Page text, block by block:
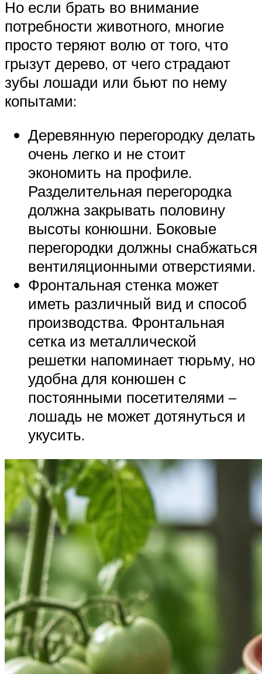
Но если брать во внимание
потребности животного, многие
просто теряют волю от того, что
грызут дерево, от чего страдают
зубы лошади или бьют по нему
копытами:
Деревянную перегородку делать
очень легко и не стоит
экономить на профиле.
Разделительная перегородка
должна закрывать половину
высоты конюшни. Боковые
перегородки должны снабжаться
вентиляционными отверстиями.
Фронтальная стенка может
иметь различный вид и способ
производства. Фронтальная
сетка из металлической
решетки напоминает тюрьму, но
удобна для конюшен с
постоянными посетителями –
лошадь не может дотянуться и
укусить.